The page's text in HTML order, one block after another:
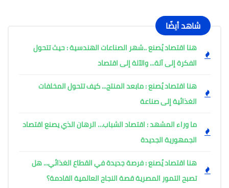
شاهد أيضًا
هنا اقتصاد يُصنع ..شهر الصناعات الهندسية : حيث تتحول
الفكرة إلى آلة... والآلة إلى اقتصاد
هنا اقتصاد يُصنع : مابعد المنتج... كيف تتحول المخلفات
الغذائية إلى صناعة
ما وراء المشهد : اقتصاد الشباب… الرهان الذي يصنع اقتصاد
الجمهورية الجديدة
هنا اقتصاد يُصنع : فرصة جديدة في القطاع الغذائي... هل
تصبح التمور المصرية قصة النجاح العالمية القادمة؟